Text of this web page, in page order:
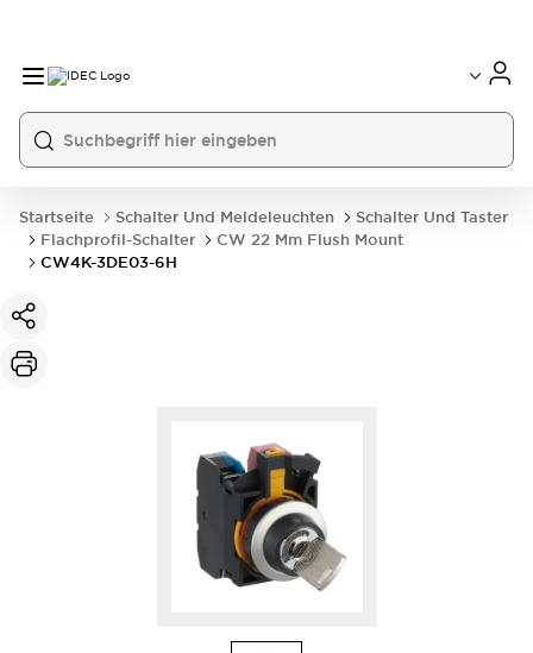
Startseite Schalter Und Meldeleuchten
Schalter Und Taster
Flachprofil-Schalter
CW 22 Mm Flush Mount
CW4K-3DE03-6H